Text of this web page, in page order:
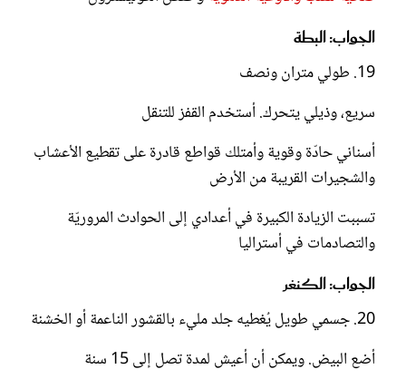
الجواب: البطة
19. طولي متران ونصف
سريع، وذيلي يتحرك. أستخدم القفز للتنقل
أسناني حادّة وقوية وأمتلك قواطع قادرة على تقطيع الأعشاب
والشجيرات القريبة من الأرض
تسببت الزيادة الكبيرة في أعدادي إلى الحوادث المروريّة
والتصادمات في أستراليا
الجواب: الكنغر
20. جسمي طويل يُغطيه جلد مليء بالقشور الناعمة أو الخشنة
أضع البيض. ويمكن أن أعيش لمدة تصل إلى 15 سنة